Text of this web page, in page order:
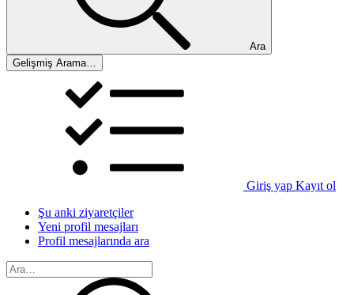
Ara
Gelişmiş Arama…
Giriş yap Kayıt ol
Şu anki ziyaretçiler
Yeni profil mesajları
Profil mesajlarında ara